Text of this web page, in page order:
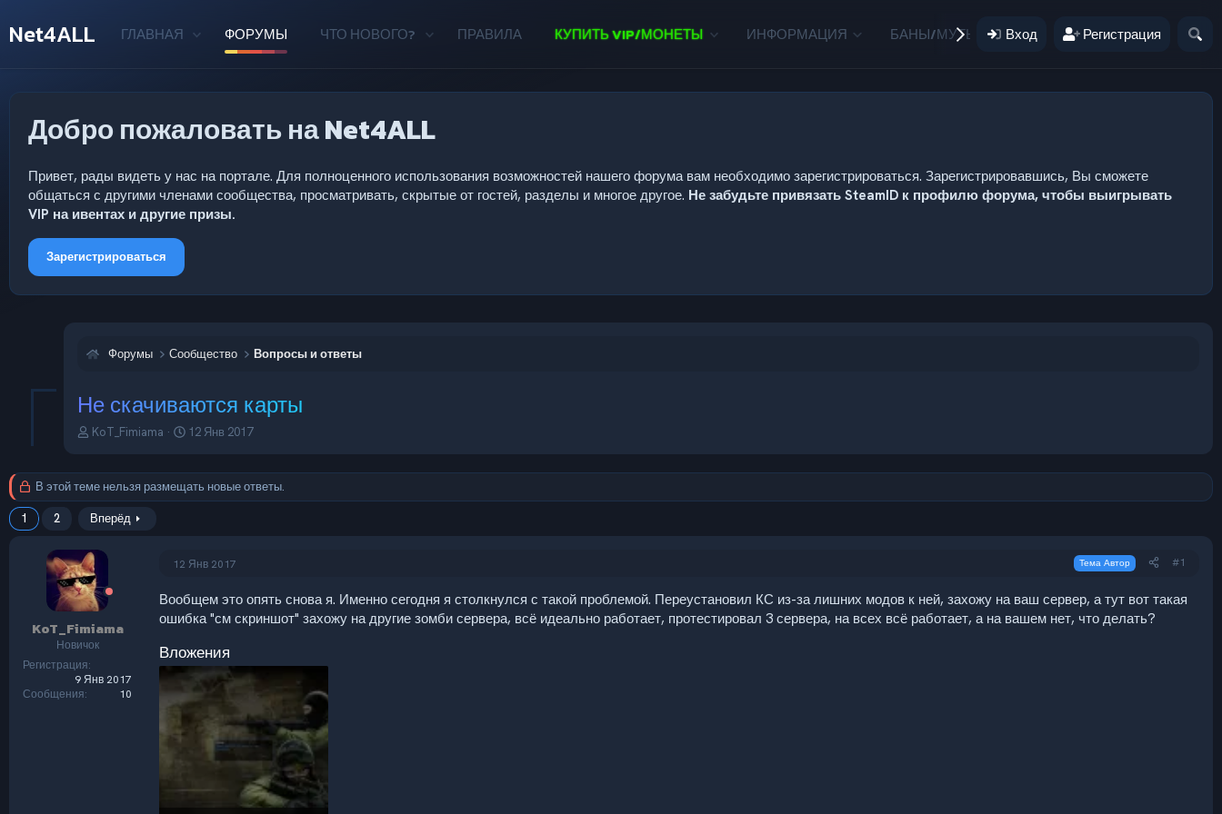
Net4ALL ГЛАВНАЯ ФОРУМЫ ЧТО НОВОГО? ПРАВИЛА КУПИТЬ VIP/МОНЕТЫ ИНФОРМАЦИЯ БАНЫ/МУТЫ ПОЖЕРТВОВАНИЯ
Вход Регистрация
Добро пожаловать на Net4ALL
Привет, рады видеть у нас на портале. Для полноценного использования возможностей нашего форума вам необходимо зарегистрироваться. Зарегистрировавшись, Вы сможете
общаться с другими членами сообщества, просматривать, скрытые от гостей, разделы и многое другое. Не забудьте привязать SteamID к профилю форума, чтобы выигрывать
VIP на ивентах и другие призы.
Зарегистрироваться
Форумы Сообщество Вопросы и ответы
Не скачиваются карты
А
т
ы
KoT_Fimiama
Д
л
12 Янв 2017
В этой теме нельзя размещать новые ответы.
1 2 Вперёд
KoT_Fimiama
Новичок
Регистрация
9 Янв 2017
Сообщения
10
12 Янв 2017 Тема Автор #1
Вообщем это опять снова я. Именно сегодня я столкнулся с такой проблемой. Переустановил КС из-за лишних модов к ней, захожу на ваш сервер, а тут вот такая
ошибка "см скриншот" захожу на другие зомби сервера, всё идеально работает, протестировал 3 сервера, на всех всё работает, а на вашем нет, что делать?
Вложения